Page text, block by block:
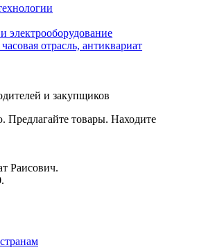
электрооборудование
отрасль, антиквариат
и закупщиков
Предлагайте товары. Находите
Раисович.